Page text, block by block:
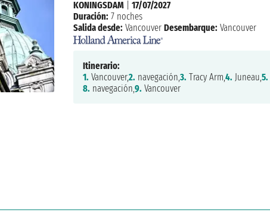
KONINGSDAM| 17/07/2027
Duración: 7 noches
Salida desde: Vancouver Desembarque: Vancouver
Itinerario:
1. Vancouver,2. navegación,3. Tracy Arm,4. Juneau,5.
8. navegación,9. Vancouver